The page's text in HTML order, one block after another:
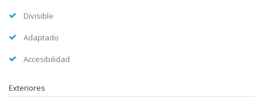
Divisible
Adaptado
Accesibilidad
Exteriores